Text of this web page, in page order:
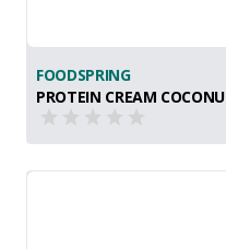
FOODSPRING
PROTEIN CREAM